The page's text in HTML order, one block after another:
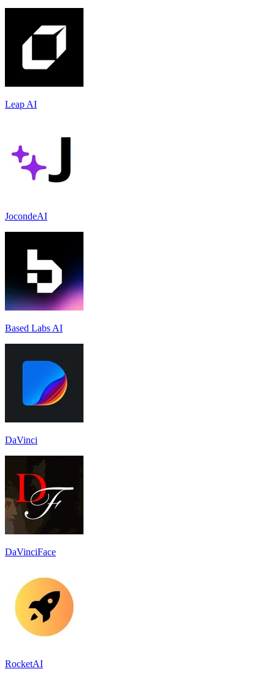
Leap AI
JocondeAI
Based Labs AI
DaVinci
DaVinciFace
RocketAI